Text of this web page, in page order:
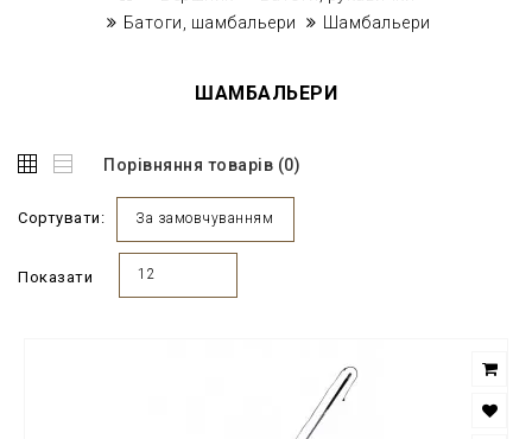
Батоги, шамбальери
Шамбальери
ШАМБАЛЬЕРИ
Порівняння товарів (0)
Сортувати: За замовчуванням
Показати 12